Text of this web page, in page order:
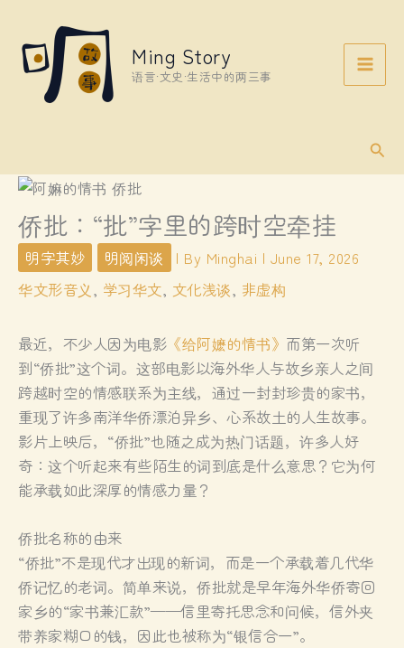
content
Ming Story
语言·文史·生活中的两三事
侨批：“批”字里的跨时空牵挂
明字其妙 明阅闲谈 | By Minghai | June 17, 2026
华文形音义 , 学习华文, 文化浅谈, 非虚构
最近，不少人因为电影 《给阿嬷的情书》 而第一次听
到“侨批”这个词。这部电影以海外华人与故乡亲人之间
跨越时空的情感联系为主线，通过一封封珍贵的家书，
重现了许多南洋华侨漂泊异乡、心系故土的人生故事。
影片上映后，“侨批”也随之成为热门话题，许多人好
奇：这个听起来有些陌生的词到底是什么意思？它为何
能承载如此深厚的情感力量？
侨批名称的由来
“侨批”不是现代才出现的新词，而是一个承载着几代华
侨记忆的老词。简单来说，侨批就是早年海外华侨寄回
家乡的“家书兼汇款”——信里寄托思念和问候，信外夹
带养家糊口的钱，因此也被称为“银信合一”。